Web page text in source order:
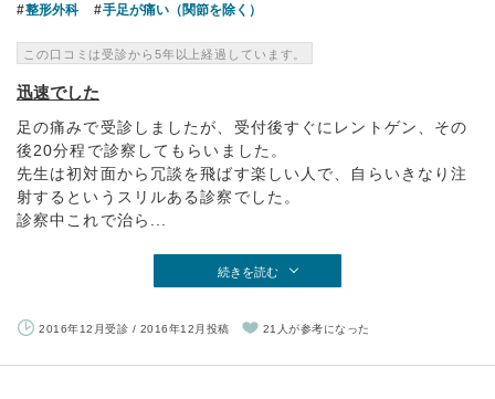
整形外科 手足が痛い（関節を除く）
この口コミは受診から5年以上経過しています。
迅速でした
足の痛みで受診しましたが、受付後すぐにレントゲン、その
後20分程で診察してもらいました。
先生は初対面から冗談を飛ばす楽しい人で、自らいきなり注
射するというスリルある診察でした。
診察中これで治ら...
続きを読む
2016年12月受診 / 2016年12月投稿 21人が参考になった